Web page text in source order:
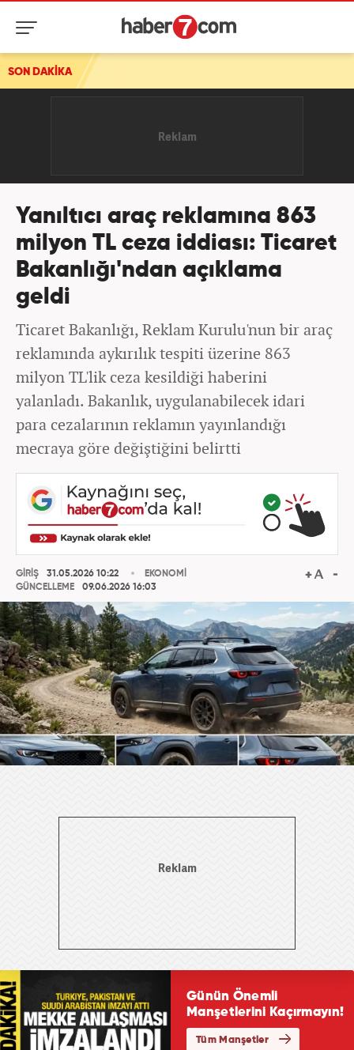
SON DAKİKA
Yanıltıcı araç reklamına 863
milyon TL ceza iddiası: Ticaret
Bakanlığı'ndan açıklama
geldi
Ticaret Bakanlığı, Reklam Kurulu'nun bir araç
reklamında aykırılık tespiti üzerine 863
milyon TL'lik ceza kesildiği haberini
yalanladı. Bakanlık, uygulanabilecek idari
para cezalarının reklamın yayınlandığı
mecraya göre değiştiğini belirtti
GİRİŞ
31.05.2026 10:22
GÜNCELLEME
09.06.2026 16:03
EKONOMİ